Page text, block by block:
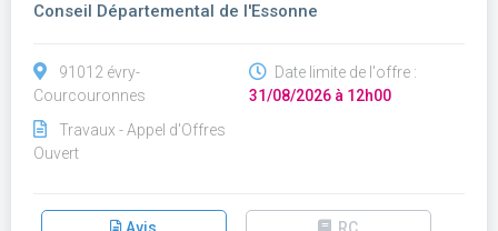
Conseil Départemental de l'Essonne
91012 évry-
Courcouronnes
Travaux - Appel d'Offres
Ouvert
Date limite de l'offre :
31/08/2026 à 12h00